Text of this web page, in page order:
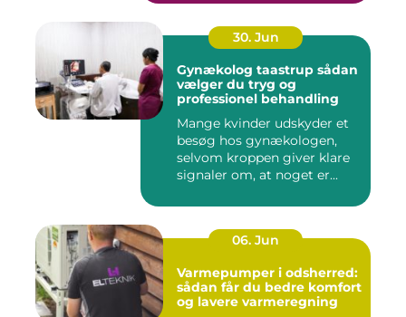
30. Jun
Gynækolog taastrup sådan
vælger du tryg og
professionel behandling
Mange kvinder udskyder et
besøg hos gynækologen,
selvom kroppen giver klare
signaler om, at noget er...
06. Jun
Varmepumper i odsherred:
sådan får du bedre komfort
og lavere varmeregning